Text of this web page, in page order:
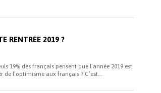
RENTRÉE 2019 ?
19% des français pensent que l’année 2019 est
l’optimisme aux français ? C’est...